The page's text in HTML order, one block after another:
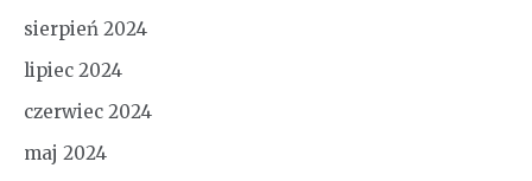
sierpień 2024
lipiec 2024
czerwiec 2024
maj 2024